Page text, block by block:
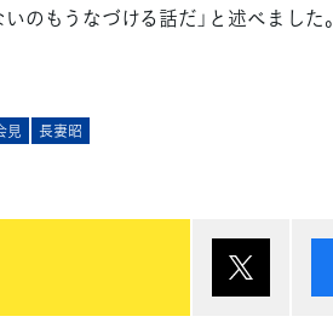
のもうなづける話だ」と述べました。
見 長妻昭